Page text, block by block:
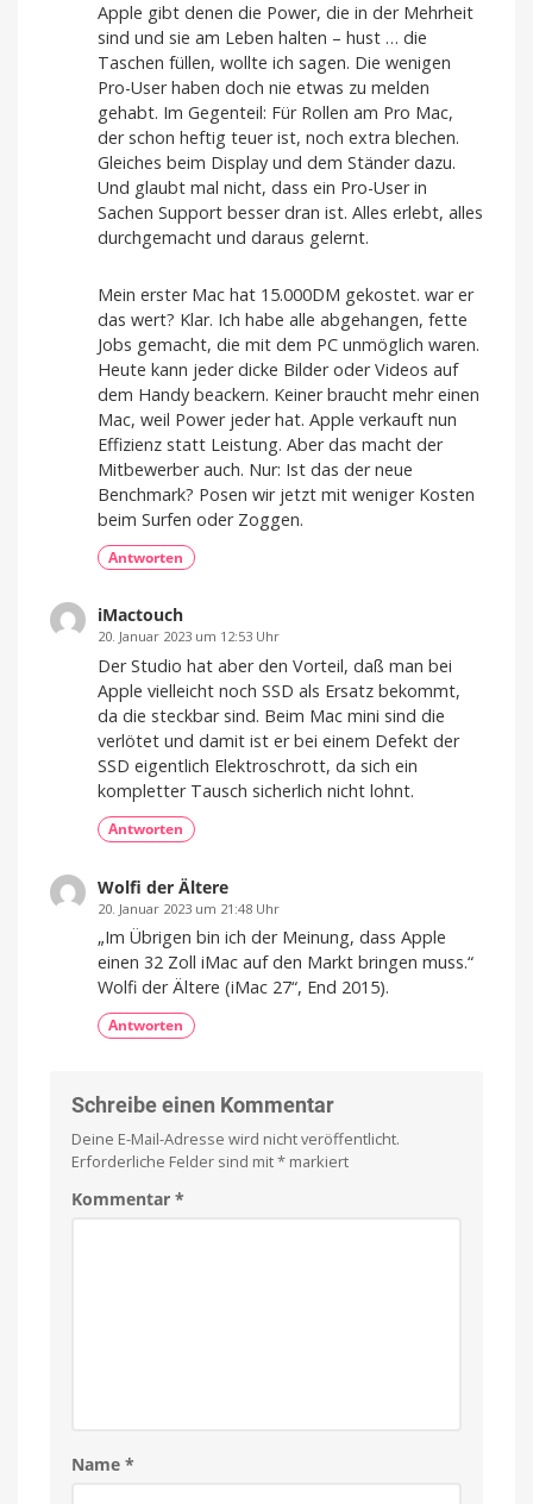
Apple gibt denen die Power, die in der Mehrheit
sind und sie am Leben halten – hust … die
Taschen füllen, wollte ich sagen. Die wenigen
Pro-User haben doch nie etwas zu melden
gehabt. Im Gegenteil: Für Rollen am Pro Mac,
der schon heftig teuer ist, noch extra blechen.
Gleiches beim Display und dem Ständer dazu.
Und glaubt mal nicht, dass ein Pro-User in
Sachen Support besser dran ist. Alles erlebt, alles
durchgemacht und daraus gelernt.
Mein erster Mac hat 15.000DM gekostet. war er
das wert? Klar. Ich habe alle abgehangen, fette
Jobs gemacht, die mit dem PC unmöglich waren.
Heute kann jeder dicke Bilder oder Videos auf
dem Handy beackern. Keiner braucht mehr einen
Mac, weil Power jeder hat. Apple verkauft nun
Effizienz statt Leistung. Aber das macht der
Mitbewerber auch. Nur: Ist das der neue
Benchmark? Posen wir jetzt mit weniger Kosten
beim Surfen oder Zoggen.
Antworten
iMactouch
20. Januar 2023 um 12:53 Uhr
Der Studio hat aber den Vorteil, daß man bei
Apple vielleicht noch SSD als Ersatz bekommt,
da die steckbar sind. Beim Mac mini sind die
verlötet und damit ist er bei einem Defekt der
SSD eigentlich Elektroschrott, da sich ein
kompletter Tausch sicherlich nicht lohnt.
Antworten
Wolfi der Ältere
20. Januar 2023 um 21:48 Uhr
„Im Übrigen bin ich der Meinung, dass Apple
einen 32 Zoll iMac auf den Markt bringen muss.“
Wolfi der Ältere (iMac 27“, End 2015).
Antworten
Schreibe einen Kommentar
Deine E-Mail-Adresse wird nicht veröffentlicht.
Erforderliche Felder sind mit* markiert
Kommentar *
Name *